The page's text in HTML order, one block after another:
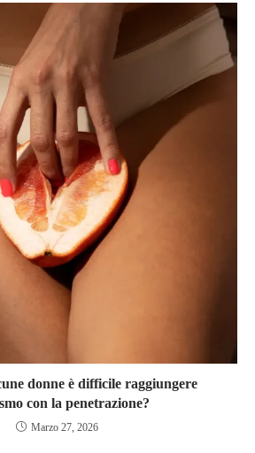
donne è difficile raggiungere
con la penetrazione?
Marzo 27, 2026